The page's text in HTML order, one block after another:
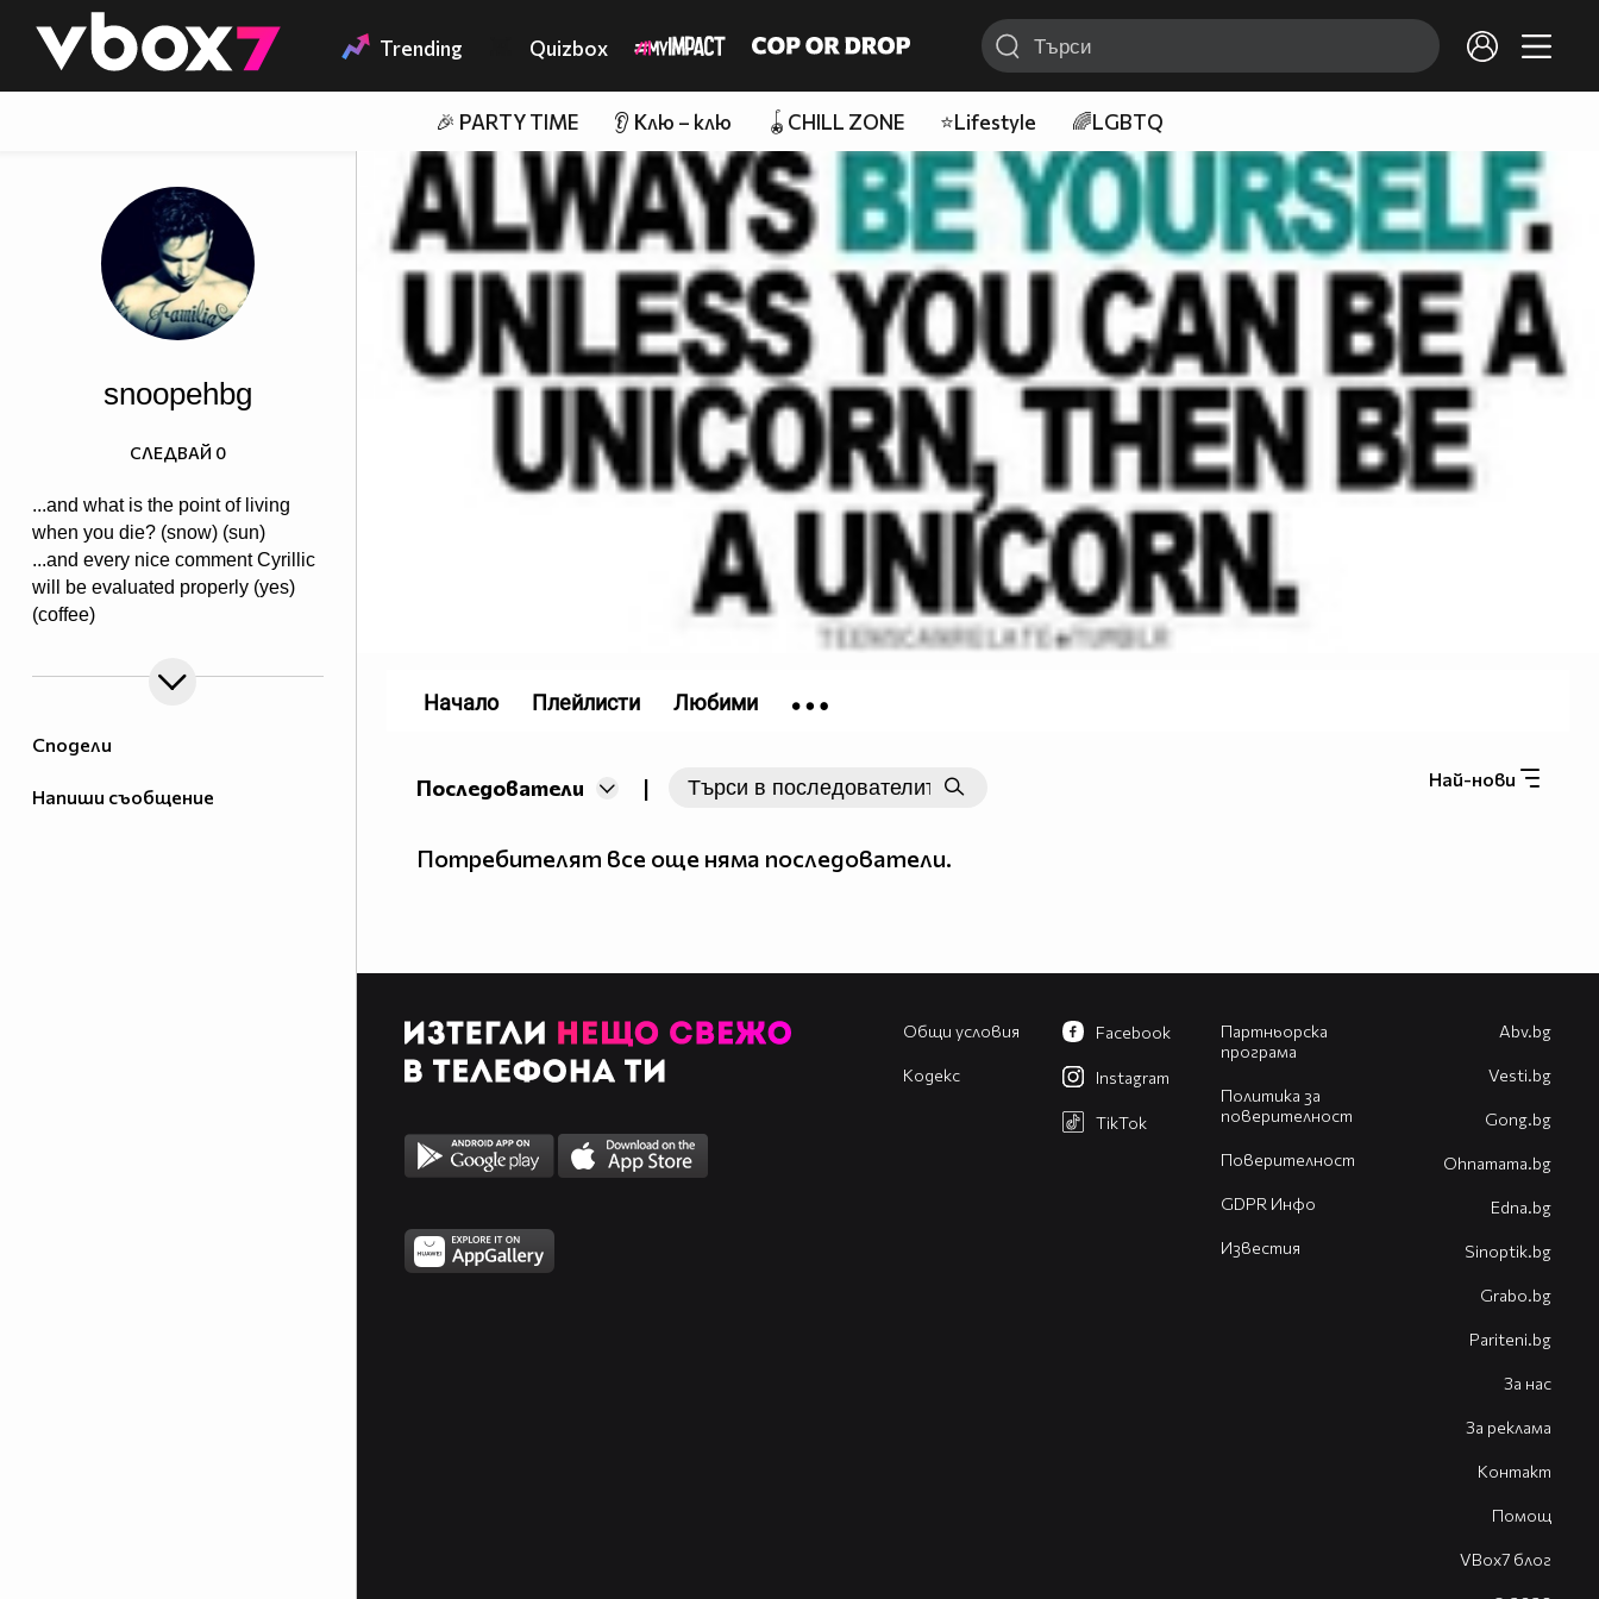
👾 Trending Quizbox
🎉 PARTY TIME 👂 Клю – клю 🪀CHILL ZONE ⭐Lifestyle 🌈LGBTQ
Сподели
Напиши съобщение
snoopehbg
...and what is the point of living
when you die? (snow) (sun)
...and every nice comment Cyrillic
will be evaluated properly (yes)
(coffee)
СЛЕДВАЙ 0
Последователи | Най-нови
Потребителят все още няма последователи.
Начало Плейлисти Любими
Общи условия
Кодекс
Партньорска
програма
Политика за
поверителност
Поверителност
GDPR Инфо
Известия
Facebook
Instagram
TikTok
Abv.bg
Vesti.bg
Gong.bg
Оhnamama.bg
Edna.bg
Sinoptik.bg
Grabo.bg
Pariteni.bg
За нас
За реклама
Контакт
Помощ
VBox7 блог